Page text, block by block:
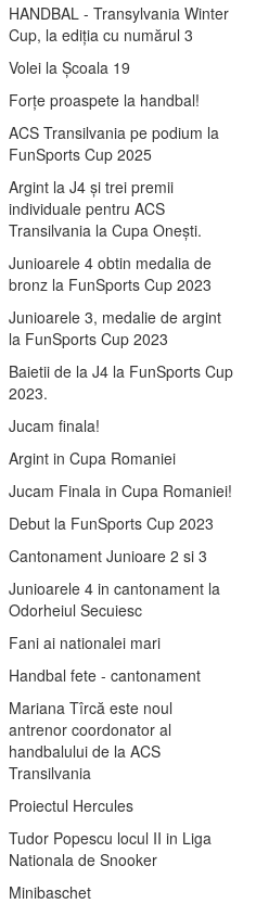
HANDBAL - Transylvania Winter
Cup, la ediția cu numărul 3
Volei la Școala 19
Forțe proaspete la handbal!
ACS Transilvania pe podium la
FunSports Cup 2025
Argint la J4 și trei premii
individuale pentru ACS
Transilvania la Cupa Onești.
Junioarele 4 obtin medalia de
bronz la FunSports Cup 2023
Junioarele 3, medalie de argint
la FunSports Cup 2023
Baietii de la J4 la FunSports Cup
2023.
Jucam finala!
Argint in Cupa Romaniei
Jucam Finala in Cupa Romaniei!
Debut la FunSports Cup 2023
Cantonament Junioare 2 si 3
Junioarele 4 in cantonament la
Odorheiul Secuiesc
Fani ai nationalei mari
Handbal fete - cantonament
Mariana Tîrcă este noul
antrenor coordonator al
handbalului de la ACS
Transilvania
Proiectul Hercules
Tudor Popescu locul II in Liga
Nationala de Snooker
Minibaschet